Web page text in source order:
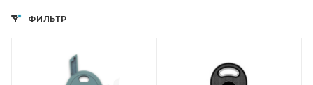
ФИЛЬТР